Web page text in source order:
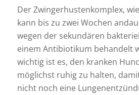
Der Zwingerhustenkomplex,
kann bis zu zwei Wochen
wegen der sekundären
einem Antibiotikum behandelt
wichtig ist es, den kranken
möglichst ruhig zu halten,
nicht noch eine